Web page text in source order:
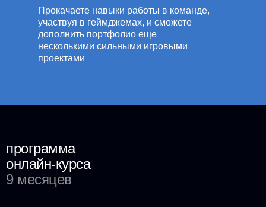
Прокачаете навыки работы в команде,
участвуя в геймджемах, и сможете
дополнить портфолио еще
несколькими сильными игровыми
проектами
программа
онлайн-курса
9 месяцев
Программа обучения